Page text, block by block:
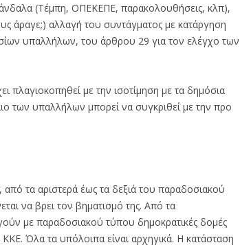
(Τέμπη, ΟΠΕΚΕΠΕ, παρακολουθήσεις, κλπ),
άραγε;) αλλαγή του συντάγματος με κατάργηση
υπαλλήλων, του άρθρου 29 για τον ελέγχο των
πλαγιοκοπηθεί με την ισοτίμηση με τα δημόσια
των υπαλλήλων μπορεί να συγκριθεί με την προ
από τα αριστερά έως τα δεξιά του παραδοσιακού
να βρει τον βηματισμό της. Από τα
με παραδοσιακού τύπου δημοκρατικές δομές
Όλα τα υπόλοιπα είναι αρχηγικά. Η κατάσταση